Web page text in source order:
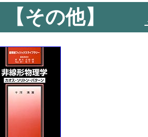
【その他】